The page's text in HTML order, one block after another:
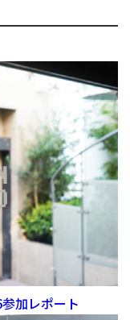
加レポート